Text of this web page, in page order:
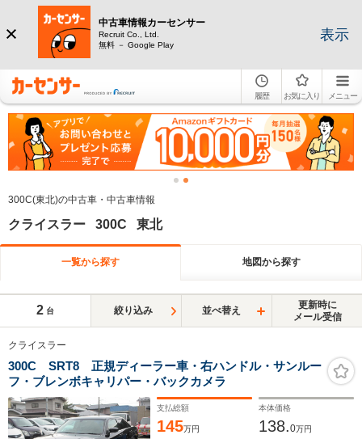
中古車情報カーセンサー
Recruit Co., Ltd.
無料 － Google Play
表示
履歴 お気に入り メニュー
300C(東北)の中古車・中古車情報
クライスラー 300C 東北
一覧から探す 地図から探す
2 台 絞り込み 並べ替え
更新時に
メール受信
クライスラー
300C SRT8 正規ディーラー車・右ハンドル・サンルー
フ・ブレンボキャリパー・バックカメラ
支払総額
145万円
本体価格
138.0万円